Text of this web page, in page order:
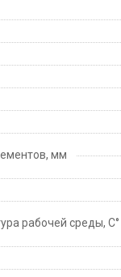
мм
рабочей среды, С°